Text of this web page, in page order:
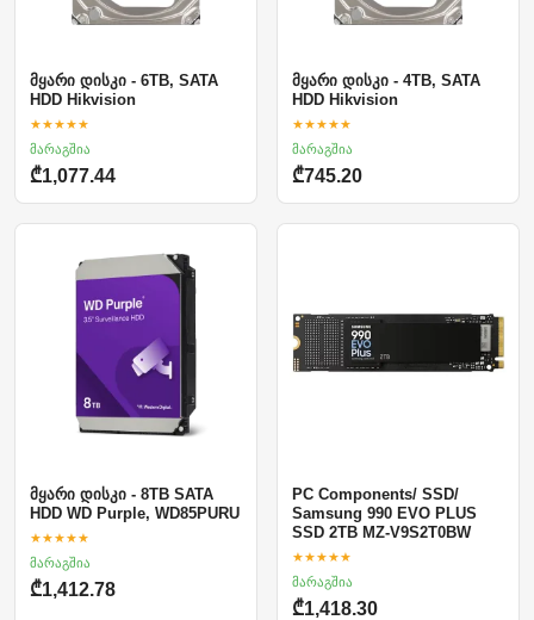
მყარი დისკი - 6TB, SATA
HDD Hikvision
★★★★★
მარაგშია
₾1,077.44
მყარი დისკი - 4TB, SATA
HDD Hikvision
★★★★★
მარაგშია
₾745.20
მყარი დისკი - 8TB SATA
HDD WD Purple, WD85PURU
★★★★★
მარაგშია
₾1,412.78
PC Components/ SSD/
Samsung 990 EVO PLUS
SSD 2TB MZ-V9S2T0BW
★★★★★
მარაგშია
₾1,418.30